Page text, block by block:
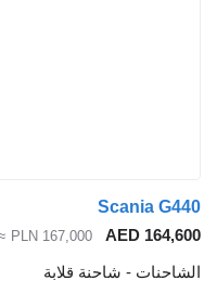
AED
PLN 167,000
≈ €38,780
- شاحنة قلابة